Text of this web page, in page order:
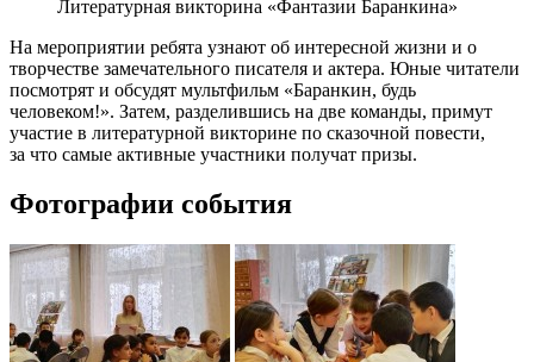
Литературная викторина «Фантазии Баранкина»
На мероприятии ребята узнают об интересной жизни и о
творчестве замечательного писателя и актера. Юные читатели
посмотрят и обсудят мультфильм «Баранкин, будь
человеком!». Затем, разделившись на две команды, примут
участие в литературной викторине по сказочной повести,
за что самые активные участники получат призы.
Фотографии события